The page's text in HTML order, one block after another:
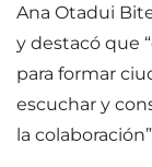
Ana Otadui
y destacó que
para formar
escuchar y
la